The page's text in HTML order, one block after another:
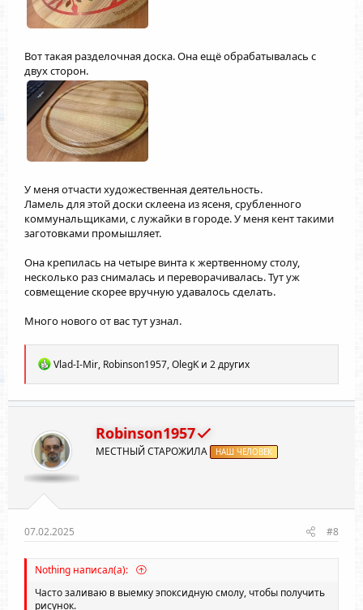
Вот такая разделочная доска. Она ещё обрабатывалась с
двух сторон.
У меня отчасти художественная деятельность.
Ламель для этой доски склеена из ясеня, срубленного
коммунальщиками, с лужайки в городе. У меня кент такими
заготовками промышляет.
Она крепилась на четыре винта к жертвенному столу,
несколько раз снималась и переворачивалась. Тут уж
совмещение скорее вручную удавалось сделать.
Много нового от вас тут узнал.
Р
а
к
и
и
:
Vlad-I-Mir, Robinson1957,OlegKи 2 других
Robinson1957
МЕСТНЫЙ СТАРОЖИЛА НАШ ЧЕЛОВЕК
07.02.2025 #8
Nothing написал(а):
Часто заливаю в выемку эпоксидную смолу, чтобы получить
рисунок.